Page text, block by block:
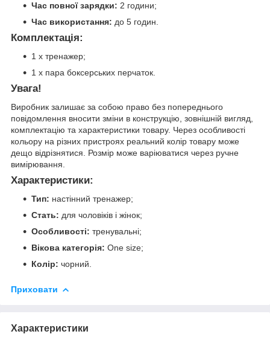
Час повної зарядки: 2 години;
Час використання: до 5 годин.
Комплектація:
1 x тренажер;
1 x пара боксерських перчаток.
Увага!
Виробник залишає за собою право без попереднього
повідомлення вносити зміни в конструкцію, зовнішній вигляд,
комплектацію та характеристики товару. Через особливості
кольору на різних пристроях реальний колір товару може
дещо відрізнятися. Розмір може варіюватися через ручне
вимірювання.
Характеристики:
Тип: настінний тренажер;
Стать: для чоловіків і жінок;
Особливості: тренувальні;
Вікова категорія: One size;
Колір: чорний.
Приховати
Характеристики